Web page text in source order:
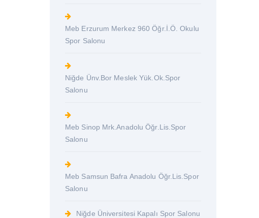
Meb Erzurum Merkez 960 Öğr.İ.Ö. Okulu
Spor Salonu
Niğde Ünv.Bor Meslek Yük.Ok.Spor
Salonu
Meb Sinop Mrk.Anadolu Öğr.Lis.Spor
Salonu
Meb Samsun Bafra Anadolu Öğr.Lis.Spor
Salonu
Niğde Üniversitesi Kapalı Spor Salonu